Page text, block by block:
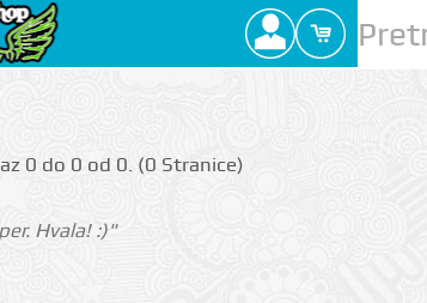
0 do 0 оd 0. (0 Strаnicе)
Hvala! :)"